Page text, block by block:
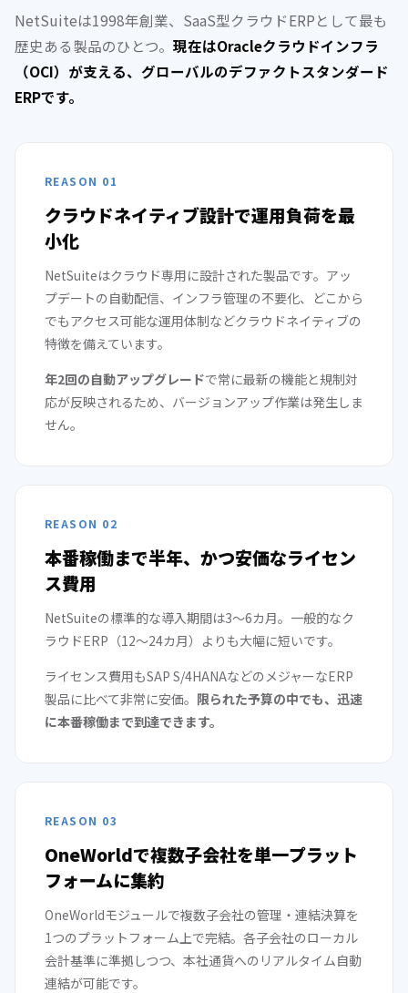
NetSuiteは1998年創業、SaaS型クラウドERPとして最も
歴史ある製品のひとつ。 現在はOracleクラウドインフラ
（OCI）が支える、グローバルのデファクトスタンダード
ERPです。
REASON 01
クラウドネイティブ設計で運用負荷を最
小化
NetSuiteはクラウド専用に設計された製品です。アッ
プデートの自動配信、インフラ管理の不要化、どこから
でもアクセス可能な運用体制などクラウドネイティブの
特徴を備えています。
年2回の自動アップグレードで常に最新の機能と規制対
応が反映されるため、バージョンアップ作業は発生しま
せん。
REASON 02
本番稼働まで半年、かつ安価なライセン
ス費用
NetSuiteの標準的な導入期間は3〜6カ月。一般的なク
ラウドERP（12〜24カ月）よりも大幅に短いです。
ライセンス費用もSAP S/4HANAなどのメジャーなERP
製品に比べて非常に安価。 限られた予算の中でも、迅速
に本番稼働まで到達できます。
REASON 03
OneWorldで複数子会社を単一プラット
フォームに集約
OneWorldモジュールで複数子会社の管理・連結決算を
1つのプラットフォーム上で完結。各子会社のローカル
会計基準に準拠しつつ、本社通貨へのリアルタイム自動
連結が可能です。